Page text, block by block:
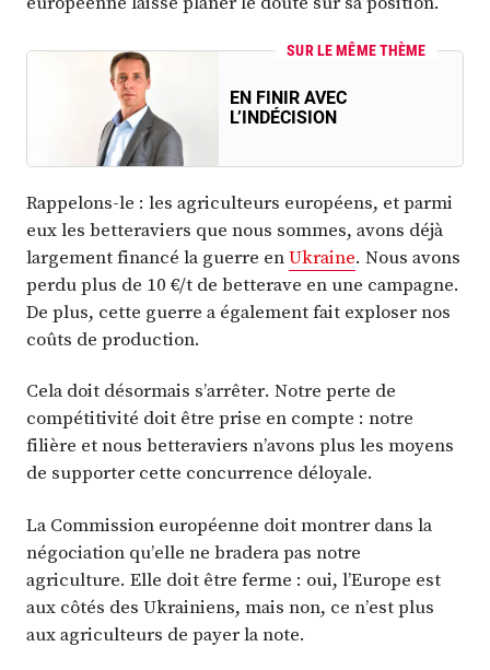
SUR LE MÊME THÈME
EN FINIR AVEC
L’INDÉCISION
Rappelons-le : les agriculteurs européens, et parmi
eux les betteraviers que nous sommes, avons déjà
largement financé la guerre enUkraine. Nous avons
perdu plus de 10 €/t de betterave en une campagne.
De plus, cette guerre a également fait exploser nos
coûts de production.
Cela doit désormais s’arrêter. Notre perte de
compétitivité doit être prise en compte : notre
filière et nous betteraviers n’avons plus les moyens
de supporter cette concurrence déloyale.
La Commission européenne doit montrer dans la
négociation qu’elle ne bradera pas notre
agriculture. Elle doit être ferme : oui, l’Europe est
aux côtés des Ukrainiens, mais non, ce n’est plus
aux agriculteurs de payer la note.